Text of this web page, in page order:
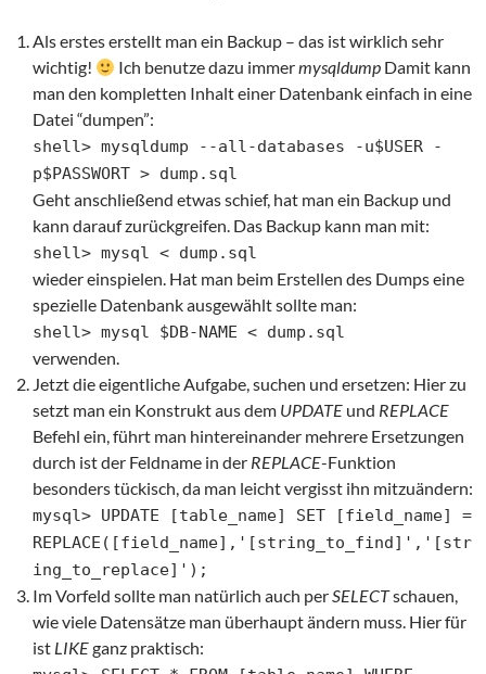
Als erstes erstellt man ein Backup – das ist wirklich sehr
wichtig!
Ich benutze dazu immermysqldump Damit kann
man den kompletten Inhalt einer Datenbank einfach in eine
Datei “dumpen”:
shell> mysqldump --all-databases -u$USER -
p$PASSWORT > dump.sql
Geht anschließend etwas schief, hat man ein Backup und
kann darauf zurückgreifen. Das Backup kann man mit:
shell> mysql < dump.sql
wieder einspielen. Hat man beim Erstellen des Dumps eine
spezielle Datenbank ausgewählt sollte man:
shell> mysql $DB-NAME < dump.sql
verwenden.
Jetzt die eigentliche Aufgabe, suchen und ersetzen: Hier zu
setzt man ein Konstrukt aus dem UPDATE und REPLACE
Befehl ein, führt man hintereinander mehrere Ersetzungen
durch ist der Feldname in der REPLACE-Funktion
besonders tückisch, da man leicht vergisst ihn mitzuändern:
mysql> UPDATE [table_name] SET [field_name] =
REPLACE([field_name],'[string_to_find]','[str
ing_to_replace]');
Im Vorfeld sollte man natürlich auch perSELECTschauen,
wie viele Datensätze man überhaupt ändern muss. Hier für
ist LIKEganz praktisch: